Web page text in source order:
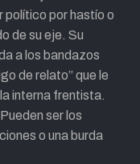
político por hastío o
de su eje. Su
a los bandazos
de relato” que le
interna frentista.
ser los
o una burda